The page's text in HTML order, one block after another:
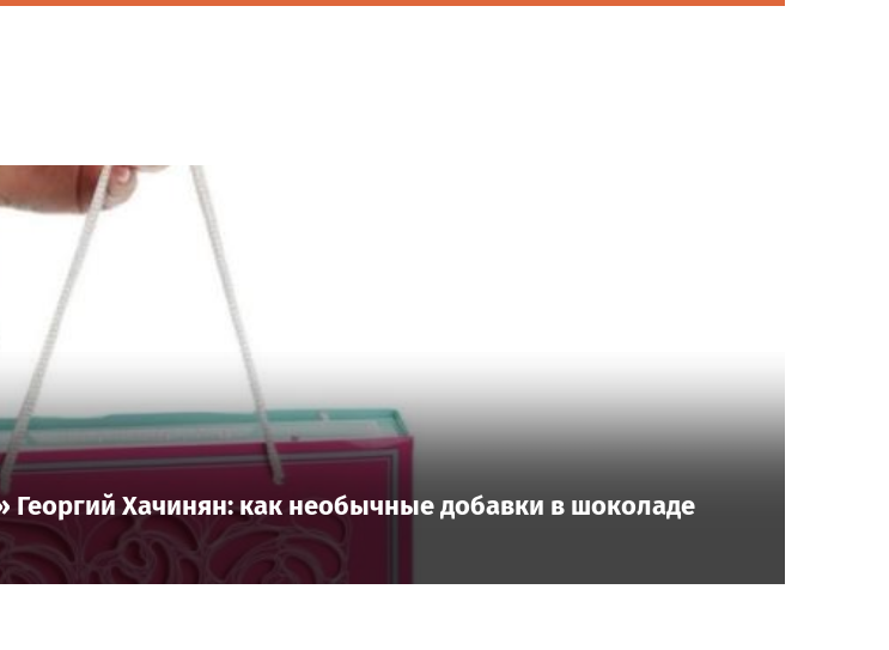
Георгий Хачинян: как необычные добавки в шоколаде